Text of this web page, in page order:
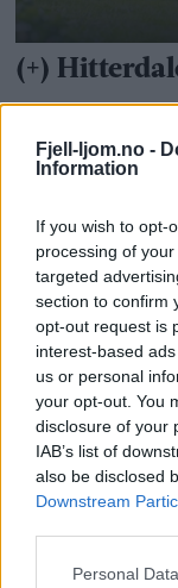
Fjell-ljom.no -
Information
If you wish to opt-
processing of
targeted
section to confirm
opt-out request is
interest-based
us or personal
your opt-out. You
disclosure of your
IAB’s list of
also be disclosed
Downstream
Personal